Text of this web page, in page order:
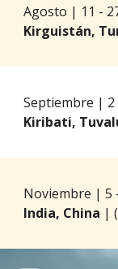
Agosto | 11 -
Kirguistán,
Septiembre | 2
Kiribati,
Noviembre |5
India, China |